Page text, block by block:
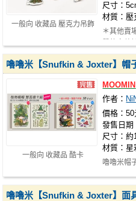
一般向 收藏品 壓克力吊飾
尺寸：
材質：壓
＊其他賣
一般向 收藏品 酷卡
嚕嚕米【Snufkin & Joxter】帽
MOOMIN
作者：
價格：50
發售日期
尺寸：
材質：星
嚕嚕米帽
嚕嚕米【Snufkin & Joxter】面